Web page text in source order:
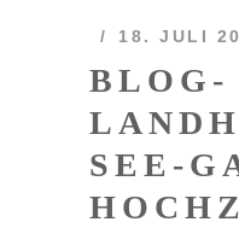
18. JULI
BLOG-
SEE-